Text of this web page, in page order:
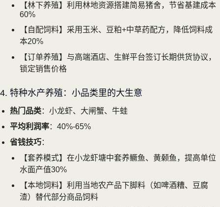
【林下养殖】利用林地资源搭建简易猪舍，节省基建成本
60%
【自配饲料】采用玉米、豆粕+中草药配方，降低饲料成
本20%
【订单养殖】与高端酒店、生鲜平台签订长期供货协议，
锁定销售价格
4. 特种水产养殖：小品类里的大生意
热门品类：小龙虾、大闸蟹、牛蛙
平均利润率：40%-65%
省钱技巧：
【套养模式】在小龙虾塘中套养鳜鱼、黄颡鱼，提高单位
水面产值30%
【本地饲料】利用当地农产品下脚料（如啤酒糟、豆腐
渣）替代部分商品饲料